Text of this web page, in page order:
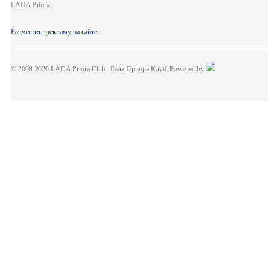
LADA Priora
Разместить рекламу на сайте
© 2008-2020 LADA Priora Club | Лада Приора Клуб. Powered by